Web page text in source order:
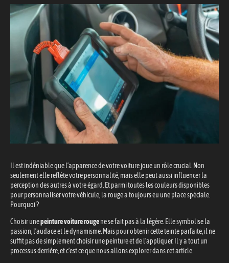
Il est indéniable que l’apparence de votre voiture joue un rôle crucial. Non
seulement elle reflète votre personnalité, mais elle peut aussi influencer la
perception des autres à votre égard. Et parmi toutes les couleurs disponibles
pour personnaliser votre véhicule, la rouge a toujours eu une place spéciale.
Pourquoi ?
Choisir unepeinture voiture rougene se fait pas à la légère. Elle symbolise la
passion, l’audace et le dynamisme. Mais pour obtenir cette teinte parfaite, il ne
suffit pas de simplement choisir une peinture et de l’appliquer. Il y a tout un
processus derrière, et c’est ce que nous allons explorer dans cet article.